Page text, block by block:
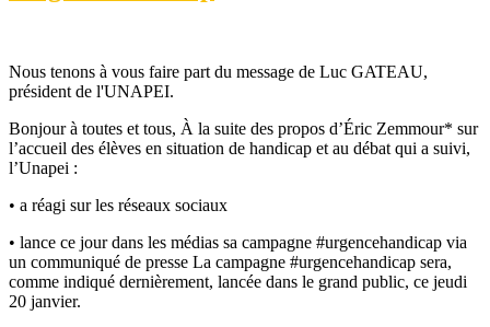
Nous tenons à vous faire part du message de Luc GATEAU,
président de l'UNAPEI.
Bonjour à toutes et tous, À la suite des propos d’Éric Zemmour* sur
l’accueil des élèves en situation de handicap et au débat qui a suivi,
l’Unapei :
• a réagi sur les réseaux sociaux
• lance ce jour dans les médias sa campagne #urgencehandicap via
un communiqué de presse La campagne #urgencehandicap sera,
comme indiqué dernièrement, lancée dans le grand public, ce jeudi
20 janvier.